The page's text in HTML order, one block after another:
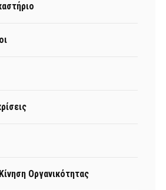
Οργανικότητας